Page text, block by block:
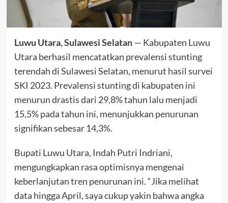
Luwu Utara, Sulawesi Selatan— Kabupaten Luwu
Utara berhasil mencatatkan prevalensi stunting
terendah di Sulawesi Selatan, menurut hasil survei
SKI 2023. Prevalensi stunting di kabupaten ini
menurun drastis dari 29,8% tahun lalu menjadi
15,5% pada tahun ini, menunjukkan penurunan
signifikan sebesar 14,3%.
Bupati Luwu Utara, Indah Putri Indriani,
mengungkapkan rasa optimisnya mengenai
keberlanjutan tren penurunan ini. “Jika melihat
data hingga April, saya cukup yakin bahwa angka